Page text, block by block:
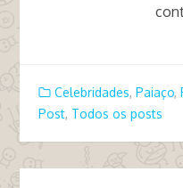
Celebridades, Paiaço,
Post, Todos os posts